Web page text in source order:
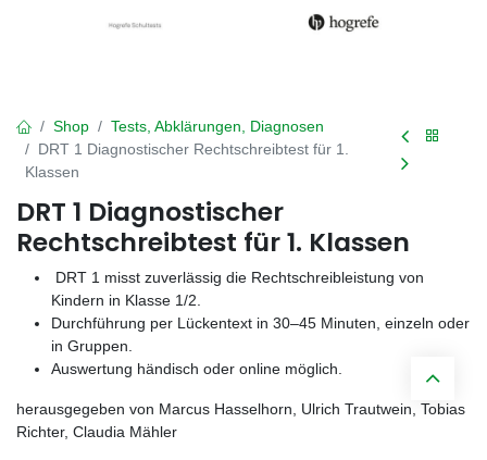
Shop
Tests, Abklärungen, Diagnosen
DRT 1 Diagnostischer Rechtschreibtest für 1.
Klassen
DRT 1 Diagnostischer
Rechtschreibtest für 1. Klassen
DRT 1 misst zuverlässig die Rechtschreibleistung von
Kindern in Klasse 1/2.
Durchführung per Lückentext in 30–45 Minuten, einzeln oder
in Gruppen.
Auswertung händisch oder online möglich.
herausgegeben von Marcus Hasselhorn, Ulrich Trautwein, Tobias
Richter, Claudia Mähler